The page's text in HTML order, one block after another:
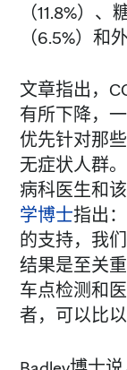
（11.8%）
（6.5%）和
文章指出，
有所下降，
优先针对那
无症状人群
病科医生和
学博士指出
的支持，我
结果是至关
车点检测和
者，可以比